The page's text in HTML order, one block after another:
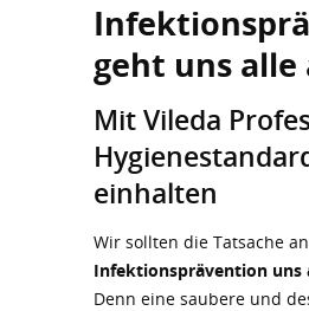
geht uns alle
Mit Vileda
einhalten
Wir sollten die Tatsache
Infektionsprävention
Denn eine saubere und